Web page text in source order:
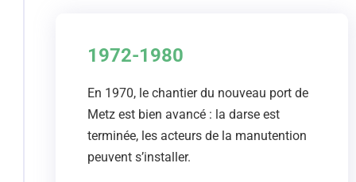
1972-1980
En 1970, le chantier du nouveau port de
Metz est bien avancé : la darse est
terminée, les acteurs de la manutention
peuvent s’installer.